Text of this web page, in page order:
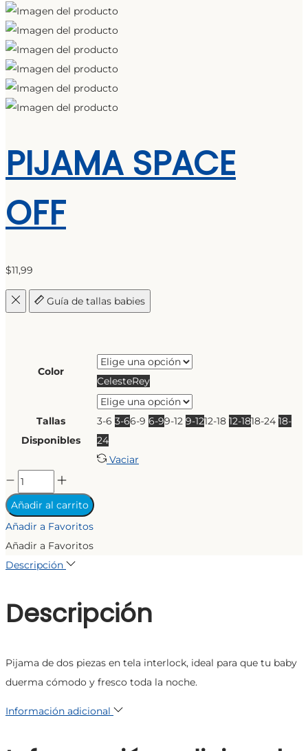
PIJAMA SPACE
OFF
$11,99
Guía de tallas babies
Color
CelesteRey
Tallas
Disponibles
3-6 3-66-9 6-99-12 9-1212-18 12-1818-24 18-
24
Vaciar
PIJAMA
SPACE
OFF
Añadir al carrito
Añadir a Favoritos
Añadir a Favoritos
Descripción
Descripción
Pijama de dos piezas en tela interlock, ideal para que tu baby
duerma cómodo y fresco toda la noche.
Información adicional